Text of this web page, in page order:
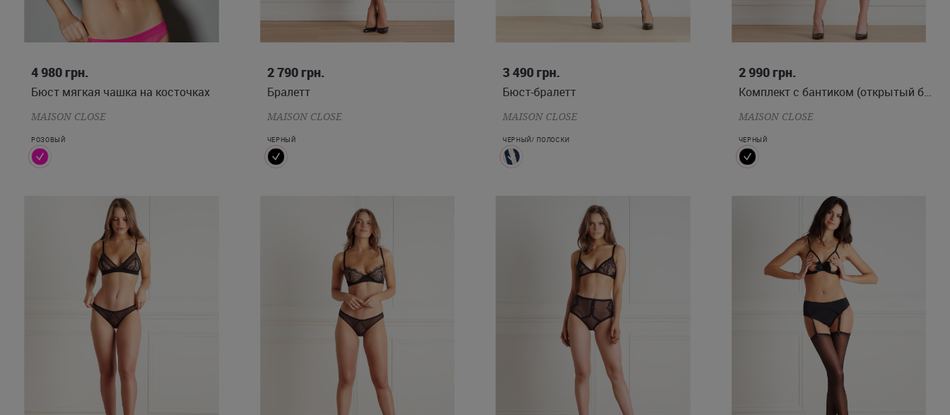
75B 75C
4 980 грн.
Бюст мягкая чашка на косточках
MAISON CLOSE
РОЗОВЫЙ
2 790грн.
Бралетт
MAISON CLOSE
ЧЕРНЫЙ
3 490 грн.
Бюст-бралетт
MAISON CLOSE
ЧЕРНЫЙ/ ПОЛОСКИ
2 990грн.
Комплект с бантиком (открытый бюст и трусы)
MAISON CLOSE
ЧЕРНЫЙ